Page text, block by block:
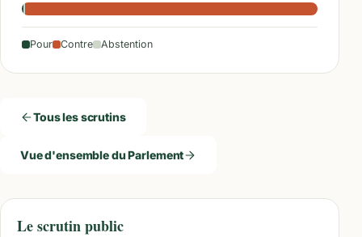
Pour Contre Abstention
Tous les scrutins
Vue d'ensemble du Parlement
Le scrutin public